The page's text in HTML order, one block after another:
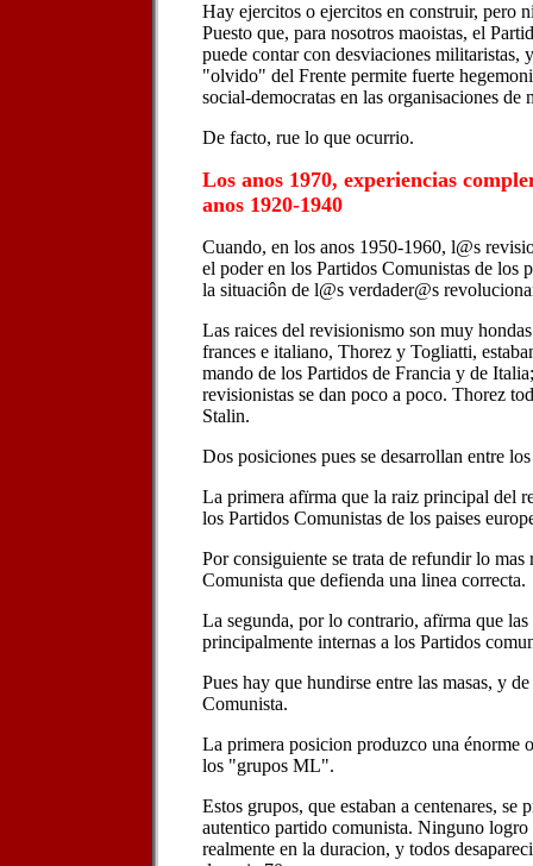
Hay ejercitos o ejercitos en construir, pero
Puesto que, para nosotros maoistas, el
puede contar con desviaciones militaristas,
"olvido" del Frente permite fuerte
social-democratas en las organisaciones de
De facto, rue lo que ocurrio.
Los anos 1970, experiencias
anos 1920-1940
Cuando, en los anos 1950-1960, l@s
el poder en los Partidos Comunistas de los
la situaciôn de l@s verdader@s
Las raices del revisionismo son muy
frances e italiano, Thorez y Togliatti,
mando de los Partidos de Francia y de
revisionistas se dan poco a poco. Thorez
Stalin.
Dos posiciones pues se desarrollan entre
La primera afïrma que la raiz principal del
los Partidos Comunistas de los paises
Por consiguiente se trata de refundir lo
Comunista que defienda una linea correcta.
La segunda, por lo contrario, afïrma que
principalmente internas a los Partidos
Pues hay que hundirse entre las masas, y
Comunista.
La primera posicion produzco una énorme
los "grupos ML".
Estos grupos, que estaban a centenares, se
autentico partido comunista. Ninguno logro
realmente en la duracion, y todos